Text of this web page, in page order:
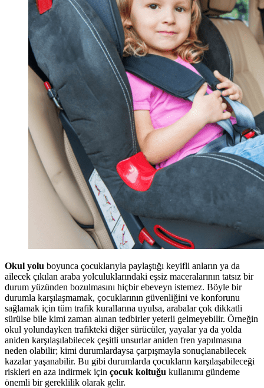
Okul yolu boyunca çocuklarıyla paylaştığı keyifli anların ya da
ailecek çıkılan araba yolculuklarındaki eşsiz maceralarının tatsız bir
durum yüzünden bozulmasını hiçbir ebeveyn istemez. Böyle bir
durumla karşılaşmamak, çocuklarının güvenliğini ve konforunu
sağlamak için tüm trafik kurallarına uyulsa, arabalar çok dikkatli
sürülse bile kimi zaman alınan tedbirler yeterli gelmeyebilir. Örneğin
okul yolundayken trafikteki diğer sürücüler, yayalar ya da yolda
aniden karşılaşılabilecek çeşitli unsurlar aniden fren yapılmasına
neden olabilir; kimi durumlardaysa çarpışmayla sonuçlanabilecek
kazalar yaşanabilir. Bu gibi durumlarda çocukların karşılaşabileceği
riskleri en aza indirmek için çocuk koltuğu kullanımı gündeme
önemli bir gereklilik olarak gelir.